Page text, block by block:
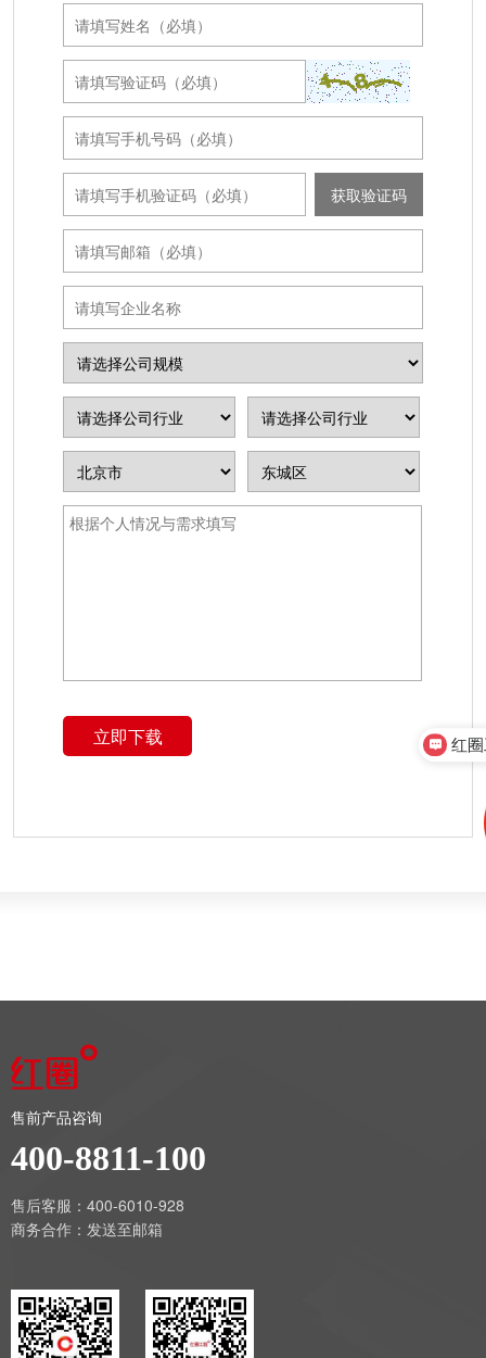
获取验证码
立即下载
售前产品咨询
400-8811-100
售后客服：400-6010-928
商务合作： 发送至邮箱
红